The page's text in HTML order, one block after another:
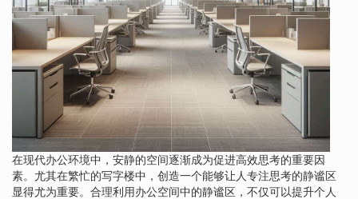
在现代办公环境中，安静的空间逐渐成为促进高效思考的重要因
素。尤其在繁忙的写字楼中，创造一个能够让人专注思考的静谧区
显得尤为重要。合理利用办公空间中的静谧区，不仅可以提升个人